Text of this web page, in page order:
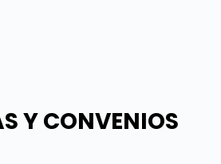
Y CONVENIOS